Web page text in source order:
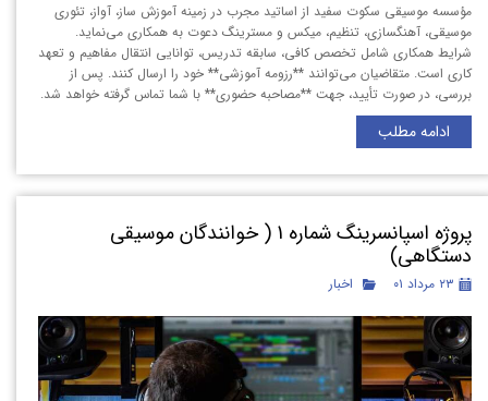
مؤسسه موسیقی سکوت سفید از اساتید مجرب در زمینه آموزش ساز، آواز، تئوری
موسیقی، آهنگسازی، تنظیم، میکس و مسترینگ دعوت به همکاری می‌نماید.
شرایط همکاری شامل تخصص کافی، سابقه تدریس، توانایی انتقال مفاهیم و تعهد
کاری است. متقاضیان می‌توانند **رزومه آموزشی** خود را ارسال کنند. پس از
بررسی، در صورت تأیید، جهت **مصاحبه حضوری** با شما تماس گرفته خواهد شد.
ادامه مطلب
پروژه اسپانسرینگ شماره 1 ( خوانندگان موسیقی
دستگاهی)
۲۳ مرداد ۰۱ اخبار